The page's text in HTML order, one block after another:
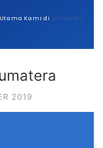
Kami di wikipedia
2019